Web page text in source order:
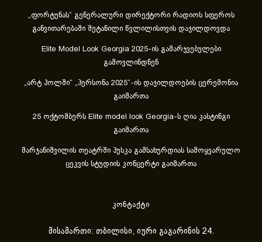
„ფორტუნას“ გენერალური დირექტორი რადიოს სფეროს
განვითარებაში შეტანილი წვლილისთვის დაჯილდოვდა
Elite Model Look Georgia 2025-ის გამარჯვებულები
გამოვლინდნენ
„არტ ჰოლში“ „პერსონა 2025“-ის დაჯილდოების ცერემონია
გაიმართა
25 ოქტომბერს Elite model look Georgia-ს ღია კასტინგი
გაიმართა
მარჯანიშვილის თეატრში პუსკა გამსახურდიას სამოყვარულო
ცეკვის სტუდიის კონცერტი გაიმართა
კონტაქტი
მისამართი: თბილისი, იური გაგარინის 24.